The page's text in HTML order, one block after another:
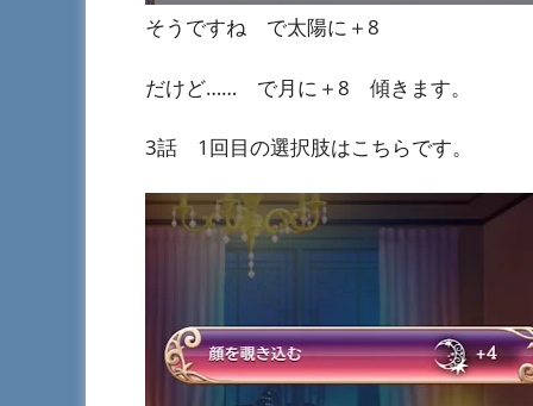
そうですね で太陽に＋8
だけど…… で月に＋8 傾きます。
3話 1回目の選択肢はこちらです。